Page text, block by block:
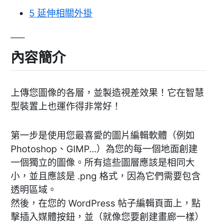
5 延伸相關外掛
內容簡介
上傳您圖像的各層，並製造視差效果！它在智慧
型裝置上也運作得非常好！
第一步是使用您最喜愛的圖片編輯軟體（例如
Photoshop、GIMP...）為您的每一個地面創建
一個獨立的圖像。所有這些圖層應該是相同大
小，並且應該是 .png 格式，因為它們需要包含
透明區域。
然後，在您的 WordPress 帖子編輯頁面上，點
擊插入媒體按鈕，並（就像您要創建畫廊一樣）